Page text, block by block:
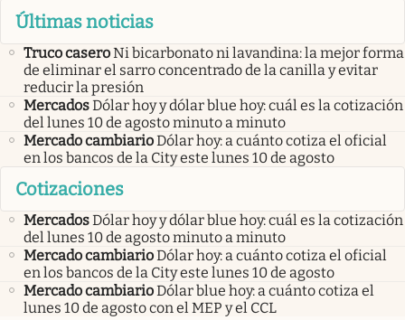
Últimas noticias
Truco caseroNi bicarbonato ni lavandina: la mejor forma
de eliminar el sarro concentrado de la canilla y evitar
reducir la presión
MercadosDólar hoy y dólar blue hoy: cuál es la cotización
del lunes 10 de agosto minuto a minuto
Mercado cambiarioDólar hoy: a cuánto cotiza el oficial
en los bancos de la City este lunes 10 de agosto
Cotizaciones
MercadosDólar hoy y dólar blue hoy: cuál es la cotización
del lunes 10 de agosto minuto a minuto
Mercado cambiarioDólar hoy: a cuánto cotiza el oficial
en los bancos de la City este lunes 10 de agosto
Mercado cambiarioDólar blue hoy: a cuánto cotiza el
lunes 10 de agosto con el MEP y el CCL